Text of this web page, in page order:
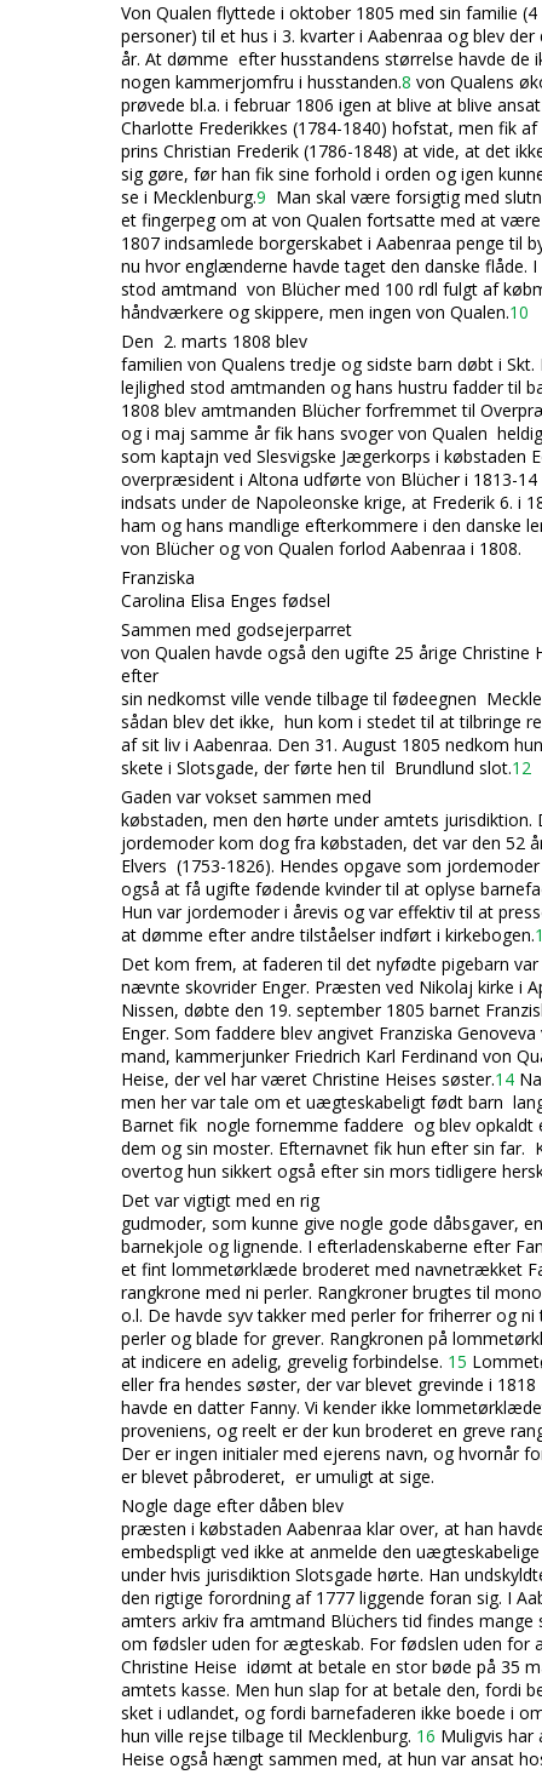
Von Qualen flyttede i oktober 1805 med sin familie (4
personer) til et hus i 3. kvarter i Aabenraa og blev
år. At dømme efter husstandens størrelse havde de
nogen kammerjomfru i husstanden.8 von Qualens
prøvede bl.a. i februar 1806 igen at blive at blive
Charlotte Frederikkes (1784-1840) hofstat, men fik
prins Christian Frederik (1786-1848) at vide, at det
sig gøre, før han fik sine forhold i orden og igen
se i Mecklenburg.9 Man skal være forsigtig med
et fingerpeg om at von Qualen fortsatte med at
1807 indsamlede borgerskabet i Aabenraa penge til
nu hvor englænderne havde taget den danske flåde.
stod amtmand von Blücher med 100 rdl fulgt af
håndværkere og skippere, men ingen von Qualen.10
Den 2. marts 1808 blev
familien von Qualens tredje og sidste barn døbt i Skt.
lejlighed stod amtmanden og hans hustru fadder til
1808 blev amtmanden Blücher forfremmet til
og i maj samme år fik hans svoger von Qualen
som kaptajn ved Slesvigske Jægerkorps i købstaden
overpræsident i Altona udførte von Blücher i 1813-
indsats under de Napoleonske krige, at Frederik 6. i
ham og hans mandlige efterkommere i den danske
von Blücher og von Qualen forlod Aabenraa i 1808.
Franziska
Carolina Elisa Enges fødsel
Sammen med godsejerparret
von Qualen havde også den ugifte 25 årige Christine
efter
sin nedkomst ville vende tilbage til fødeegnen
sådan blev det ikke, hun kom i stedet til at tilbringe
af sit liv i Aabenraa. Den 31. August 1805 nedkom
skete i Slotsgade, der førte hen til Brundlund slot.12
Gaden var vokset sammen med
købstaden, men den hørte under amtets jurisdiktion.
jordemoder kom dog fra købstaden, det var den 52
Elvers (1753-1826). Hendes opgave som j
også at få ugifte fødende kvinder til at oplyse
Hun var jordemoder i årevis og var effektiv til at
at dømme efter andre tilståelser indført i kirkebogen.
Det kom frem, at faderen til det nyfødte pigebarn var
nævnte skovrider Enger. Præsten ved Nikolaj kirke i
Nissen, døbte den 19. september 1805 barnet
Enger. Som faddere blev angivet Franziska
mand, kammerjunker Friedrich Karl Ferdinand von
Heise, der vel har været Christine Heises søster.14
men her var tale om et uægteskabeligt født barn
Barnet fik nogle fornemme faddere og blev opkaldt
dem og sin moster. Efternavnet fik hun efter sin far.
overtog hun sikkert også efter sin mors tidligere
Det var vigtigt med en rig
gudmoder, som kunne give nogle gode dåbsgaver,
barnekjole og lignende. I efterladenskaberne efter
et fint lommetørklæde broderet med navnetrækket
rangkrone med ni perler. Rangkroner brugtes til
o.l. De havde syv takker med perler for friherrer og
perler og blade for grever. Rangkronen på
at indicere en adelig, grevelig forbindelse. 15
eller fra hendes søster, der var blevet grevinde i
havde en datter Fanny. Vi kender ikke
proveniens, og reelt er der kun broderet en greve
Der er ingen initialer med ejerens navn, og hvornår
er blevet påbroderet, er umuligt at sige.
Nogle dage efter dåben blev
præsten i købstaden Aabenraa klar over, at han
embedspligt ved ikke at anmelde den
under hvis jurisdiktion Slotsgade hørte. Han
den rigtige forordning af 1777 liggende foran sig. I
amters arkiv fra amtmand Blüchers tid findes mange
om fødsler uden for ægteskab. For fødslen uden for
Christine Heise idømt at betale en stor bøde på 35
amtets kasse. Men hun slap for at betale den, fordi
sket i udlandet, og fordi barnefaderen ikke boede i
hun ville rejse tilbage til Mecklenburg. 16 Muligvis
Heise også hængt sammen med, at hun var ansat